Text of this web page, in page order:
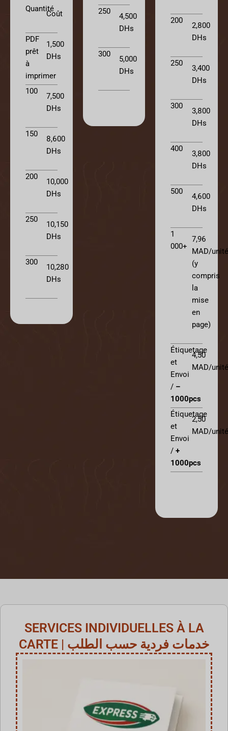
Quantité
Coût
PDF
prêt
à
imprimer
1,500
DHs
100
7,500
DHs
150
8,600
DHs
200
10,000
DHs
250
10,150
DHs
300
10,280
DHs
250
4,500
DHs
300
5,000
DHs
200
2,800
DHs
250
3,400
DHs
300
3,800
DHs
400
3,800
DHs
500
4,600
DHs
1
000+
7,96
MAD/unité
(y
compris
la
mise
en
page)
Étiquetage
et
Envoi
/ –
1000pcs
4,50
MAD/unité
Étiquetage
et
Envoi
/+
1000pcs
2,50
MAD/unité
SERVICES INDIVIDUELLES À LA
CARTE | خدمات فردية حسب الطلب